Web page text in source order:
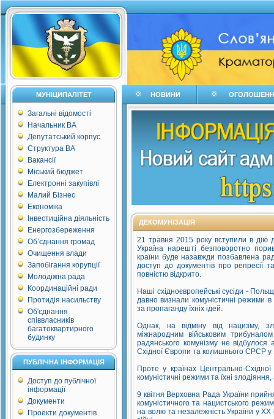
МУНІЦИПАЛІТЕТ
Загальні відомості
Начальник ВА
Депутатський корпус
Структура ВА
Вакансії
Міський бюджет
Електронні закупівлі
Малий Бізнес
Економіка
Інвестиційна діяльність
Енергозбереження
Об’єднання громад
Очищення влади
Запобігання корупції
Молодіжна рада
Координаційні ради
Протидія насильству
Об'єднання
співвласників
багатоквартирного
будинку
ПУБЛІЧНА ІНФОРМАЦІЯ
Доступ до публічної
інформації
Документи
Проекти документів
НОВИНИ
ДЕКОМУНІЗАЦІЯ
21 травня 2015 року вступили в дію
Україна нарешті безповоротно
країни буде назавжди позбавлена
доступ до документів про
повністю відкрито.
Наші східноєвропейські сусіди -
давно визнали комуністичні режими в
за пропаганду їхніх ідей.
Однак, на відміну від нацизму,
міжнародним військовим
радянського комунізму не відбулося
Східної Європи та колишнього СРСР у
Проте у країнах Центрально-
комуністичні режими та їхні
9 квітня Верховна Рада України
комуністичного та нацистського
на волю та незалежність України у ХХ